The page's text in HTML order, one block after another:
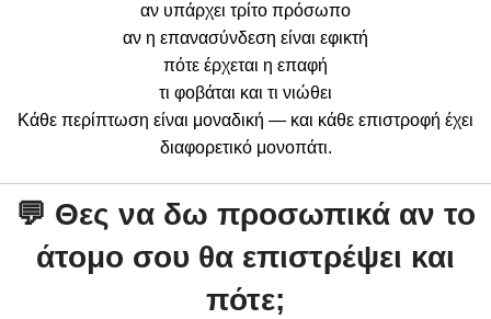
αν υπάρχει τρίτο πρόσωπο
αν η επανασύνδεση είναι εφικτή
πότε έρχεται η επαφή
τι φοβάται και τι νιώθει
Κάθε περίπτωση είναι μοναδική — και κάθε επιστροφή έχει
διαφορετικό μονοπάτι.
💬 Θες να δω προσωπικά αν το
άτομο σου θα επιστρέψει και
πότε;